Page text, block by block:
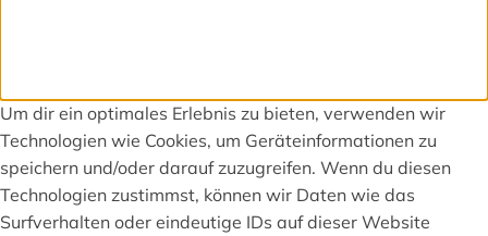
Um dir ein optimales Erlebnis zu bieten, verwenden wir
Technologien wie Cookies, um Geräteinformationen zu
speichern und/oder darauf zuzugreifen. Wenn du diesen
Technologien zustimmst, können wir Daten wie das
Surfverhalten oder eindeutige IDs auf dieser Website